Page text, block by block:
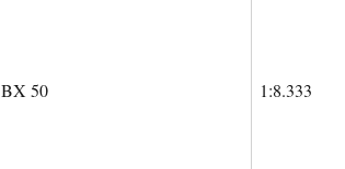
BX 50
1:8.333